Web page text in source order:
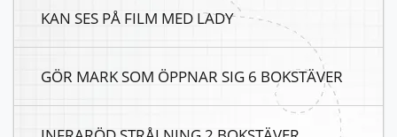
KAN SES PÅ FILM MED LADY
GÖR MARK SOM ÖPPNAR SIG 6 BOKSTÄVER